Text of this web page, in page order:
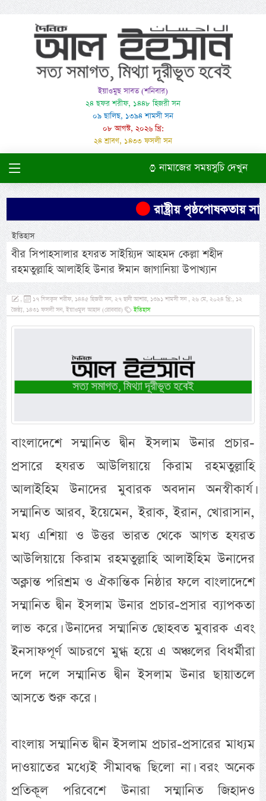
ইয়াওমুছ সাবত (শনিবার)
২৪ ছফর শরীফ, ১৪৪৮ হিজরী সন
০৯ ছালিছ, ১৩৯৪ শামসী সন
০৮ আগস্ট, ২০২৬ খ্রি:
২৪ শ্রাবণ, ১৪৩৩ ফসলী সন
নামাজের সময়সুচি দেখুন
রাষ্ট্রীয় পৃষ্ঠপোষকতায়
ইতিহাস
বীর সিপাহসালার হযরত সাইয়্যিদ আহমদ কেল্লা শহীদ
রহমতুল্লাহি আলাইহি উনার ঈমান জাগানিয়া উপাখ্যান
,
১৭ যিলক্বদ শরীফ, ১৪৪৫ হিজরী সন, ২৭ ছানী আশার, ১৩৯১ শামসী সন , ২৬ মে, ২০২৪ খ্রি:, ১২
জৈষ্ঠ্য, ১৪৩১ ফসলী সন, ইয়াওমুল আহাদ (রোববার)
ইতিহাস
বাংলাদেশে সম্মানিত দ্বীন ইসলাম উনার প্রচার-
প্রসারে হযরত আউলিয়ায়ে কিরাম রহমতুল্লাহি
আলাইহিম উনাদের মুবারক অবদান অনস্বীকার্য।
সম্মানিত আরব, ইয়েমেন, ইরাক, ইরান, খোরাসান,
মধ্য এশিয়া ও উত্তর ভারত থেকে আগত হযরত
আউলিয়ায়ে কিরাম রহমতুল্লাহি আলাইহিম উনাদের
অক্লান্ত পরিশ্রম ও ঐকান্তিক নিষ্ঠার ফলে বাংলাদেশে
সম্মানিত দ্বীন ইসলাম উনার প্রচার-প্রসার ব্যাপকতা
লাভ করে। উনাদের সম্মানিত ছোহবত মুবারক এবং
ইনসাফপূর্ণ আচরণে মুগ্ধ হয়ে এ অঞ্চলের বিধর্মীরা
দলে দলে সম্মানিত দ্বীন ইসলাম উনার ছায়াতলে
আসতে শুরু করে।
বাংলায় সম্মানিত দ্বীন ইসলাম প্রচার-প্রসারের মাধ্যম
দাওয়াতের মধ্যেই সীমাবদ্ধ ছিলো না। বরং অনেক
প্রতিকূল পরিবেশে উনারা সম্মানিত জিহাদও